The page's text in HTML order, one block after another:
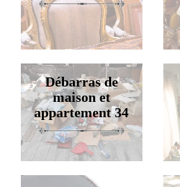
Débarras de
maison et
appartement 34